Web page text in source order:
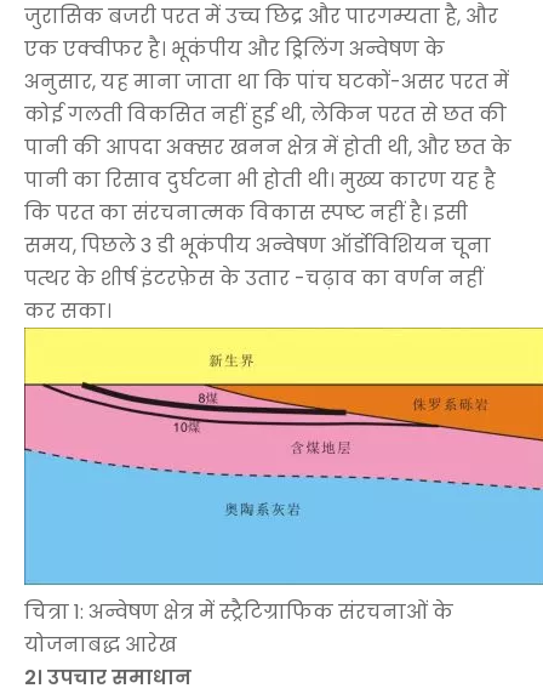
जुरासिक बजरी परत में उच्च छिद्र और पारगम्यता है, और
एक एक्वीफर है। भूकंपीय और ड्रिलिंग अन्वेषण के
अनुसार, यह माना जाता था कि पांच घटकों-असर परत में
कोई गलती विकसित नहीं हुई थी, लेकिन परत से छत की
पानी की आपदा अक्सर खनन क्षेत्र में होती थी, और छत के
पानी का रिसाव दुर्घटना भी होती थी। मुख्य कारण यह है
कि परत का संरचनात्मक विकास स्पष्ट नहीं है। इसी
समय, पिछले 3 डी भूकंपीय अन्वेषण ऑर्डोविशियन चूना
पत्थर के शीर्ष इंटरफ़ेस के उतार -चढ़ाव का वर्णन नहीं
कर सका।
चित्रा 1: अन्वेषण क्षेत्र में स्ट्रैटिग्राफिक संरचनाओं के
योजनाबद्ध आरेख
2। उपचार समाधान